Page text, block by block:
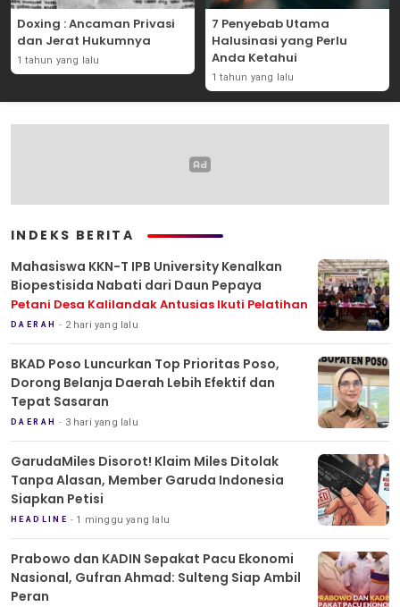
Doxing : Ancaman Privasi
dan Jerat Hukumnya
1 tahun yang lalu
7 Penyebab Utama
Halusinasi yang Perlu
Anda Ketahui
1 tahun yang lalu
INDEKS BERITA
Mahasiswa KKN-T IPB University Kenalkan
Biopestisida Nabati dari Daun Pepaya
Petani Desa Kalilandak Antusias Ikuti Pelatihan
DAERAH 2 hari yang lalu
BKAD Poso Luncurkan Top Prioritas Poso,
Dorong Belanja Daerah Lebih Efektif dan
Tepat Sasaran
DAERAH 3 hari yang lalu
GarudaMiles Disorot! Klaim Miles Ditolak
Tanpa Alasan, Member Garuda Indonesia
Siapkan Petisi
HEADLINE 1 minggu yang lalu
Prabowo dan KADIN Sepakat Pacu Ekonomi
Nasional, Gufran Ahmad: Sulteng Siap Ambil
Peran